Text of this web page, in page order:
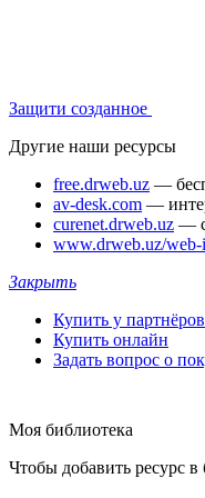
Защити созданное
Другие наши ресурсы
free.drweb.uz —
av-desk.com —
curenet.drweb.uz —
www.drweb.uz/web-
Закрыть
Купить у партнёров
Купить онлайн
Задать вопрос о
Моя библиотека
Чтобы добавить ресурс в